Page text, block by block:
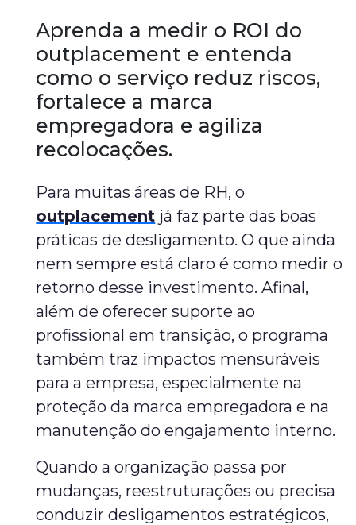
Aprenda a medir o ROI do
outplacement e entenda
como o serviço reduz riscos,
fortalece a marca
empregadora e agiliza
recolocações.
Para muitas áreas de RH, o
outplacement já faz parte das boas
práticas de desligamento. O que ainda
nem sempre está claro é como medir o
retorno desse investimento. Afinal,
além de oferecer suporte ao
profissional em transição, o programa
também traz impactos mensuráveis
para a empresa, especialmente na
proteção da marca empregadora e na
manutenção do engajamento interno.
Quando a organização passa por
mudanças, reestruturações ou precisa
conduzir desligamentos estratégicos,